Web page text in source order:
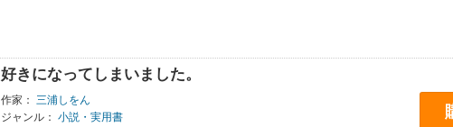
好きになってしまいました。
作家： 三浦しをん
ジャンル： 小説・実用書